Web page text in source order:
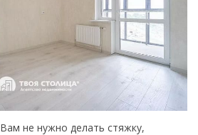
Вам не нужно делать стяжку,